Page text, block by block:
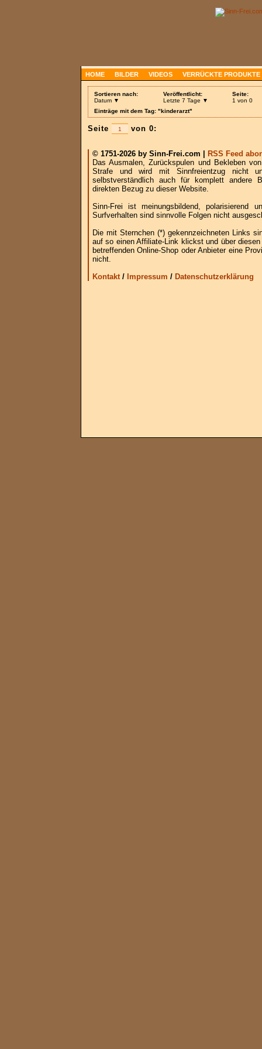
HOME BILDER VIDEOS VERRÜCKTE PRODUKTE
Sortieren nach:
Datum ▼
Veröffentlicht:
Letzte 7 Tage ▼
Seite:
1 von 0
Einträge mit dem Tag: "kinderarzt"
Seite von 0:
© 1751-2026 by Sinn-Frei.com |
RSS Feed
Das Ausmalen, Zurückspulen und Bekleben
Strafe und wird mit Sinnfreientzug nicht
selbstverständlich auch für komplett andere
direkten Bezug zu dieser Website.
Sinn-Frei ist meinungsbildend, polarisierend
Surfverhalten sind sinnvolle Folgen nicht
Die mit Sternchen (*) gekennzeichneten Links
auf so einen Affiliate-Link klickst und über
betreffenden Online-Shop oder Anbieter eine
nicht.
Kontakt/ Impressum / Datenschutzerklärung